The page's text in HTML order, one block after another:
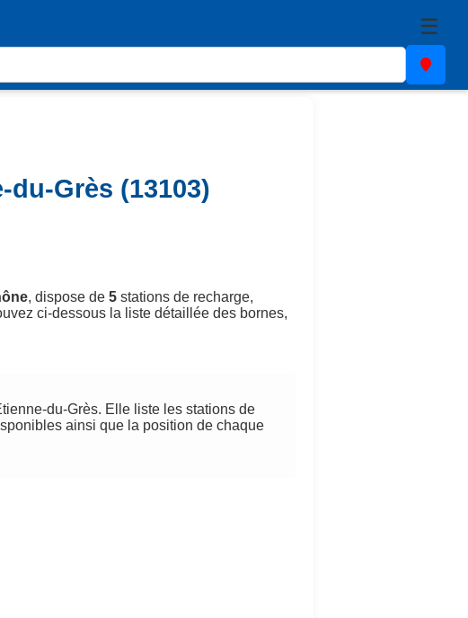
☰
Grès (13103)
, dispose de 5 stations de recharge,
ci-dessous la liste détaillée des bornes,
du-Grès. Elle liste les stations de
ainsi que la position de chaque